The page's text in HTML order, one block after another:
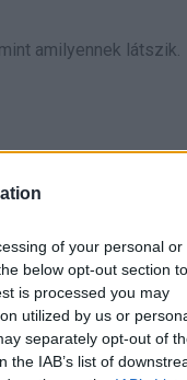
of your personal or
below opt-out section to
is processed you may
utilized by us or
separately opt-out of
IAB’s list of
amilyennek látszik.